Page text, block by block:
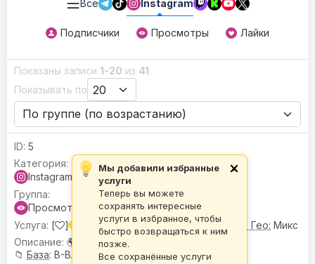
Все Instagram
Подписчики Просмотры Лайки
Показаны записи 1-20 из 41.
Показывать по
5
Instagram
Просмотры
[
] Просмотры видео, IGTV и Reels | 🌍 Гео: Микс
🌍
География
📁 База: B-BASE
Мы добавили избранные
услуги
Теперь вы можете
сохранять интересные
услуги в избранное, чтобы
быстро возвращаться к ним
позже.
Все сохранённые услуги
×